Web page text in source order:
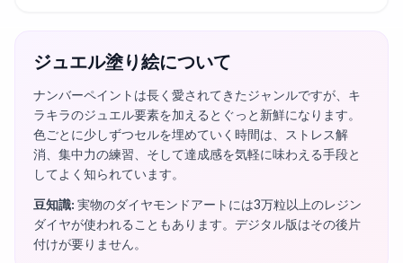
ジュエル塗り絵について
ナンバーペイントは長く愛されてきたジャンルですが、キ
ラキラのジュエル要素を加えるとぐっと新鮮になります。
色ごとに少しずつセルを埋めていく時間は、ストレス解
消、集中力の練習、そして達成感を気軽に味わえる手段と
してよく知られています。
豆知識: 実物のダイヤモンドアートには3万粒以上のレジン
ダイヤが使われることもあります。デジタル版はその後片
付けが要りません。